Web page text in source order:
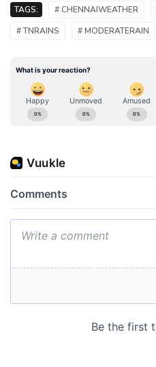
TAGS: # CHENNAIWEATHER
# TNRAINS
# MODERATERAIN